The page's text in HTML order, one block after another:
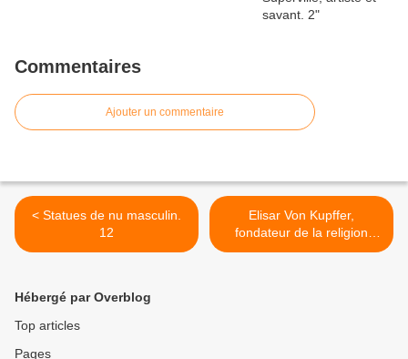
Commentaires
Ajouter un commentaire
< Statues de nu masculin.
12
Elisar Von Kupffer,
fondateur de la religion
androgyne Clariste. 4 >
Hébergé par Overblog
Top articles
Pages